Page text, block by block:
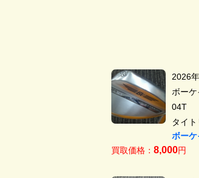
2026
ボー
04T
タイト
ボーケ
買取価格： 8,000円